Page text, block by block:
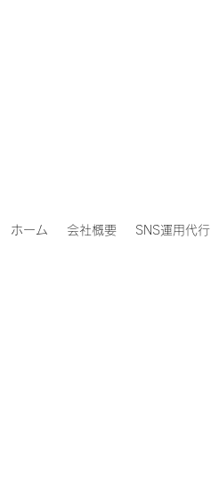
ホーム 会社概要 SNS運用代行